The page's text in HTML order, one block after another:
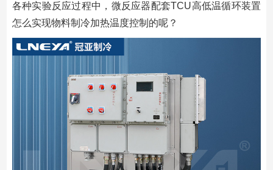
各种实验反应过程中，微反应器配套TCU高低温循环装置
怎么实现物料制冷加热温度控制的呢？